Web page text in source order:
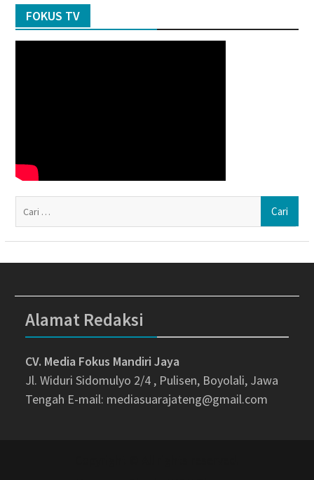
FOKUS TV
Alamat Redaksi
CV. Media Fokus Mandiri Jaya
Jl. Widuri Sidomulyo 2/4 , Pulisen, Boyolali, Jawa
Tengah E-mail: mediasuarajateng@gmail.com